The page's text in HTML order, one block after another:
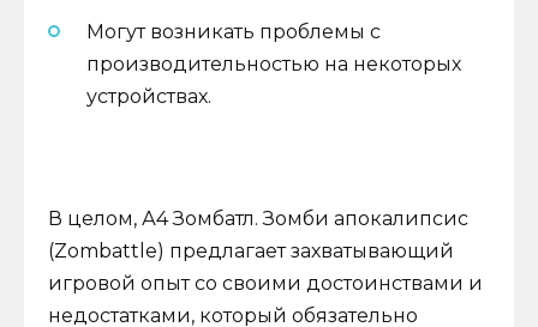
Могут возникать проблемы с
производительностью на некоторых
устройствах.
В целом, А4 Зомбатл. Зомби апокалипсис
(Zombattle) предлагает захватывающий
игровой опыт со своими достоинствами и
недостатками, который обязательно